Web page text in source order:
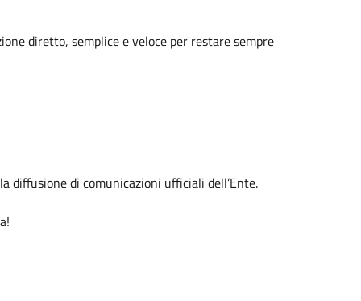
diretto, semplice e veloce per restare sempre
diffusione di comunicazioni ufficiali dell’Ente.